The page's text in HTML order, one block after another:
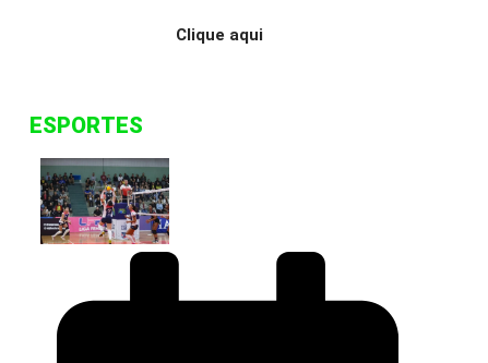
Clique aqui
ESPORTES